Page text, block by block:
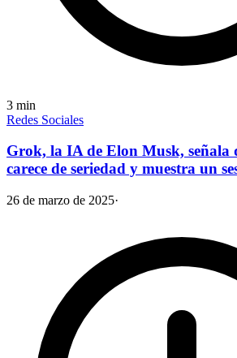
3 min
Redes Sociales
Grok, la IA de Elon Musk, señala
carece de seriedad y muestra un
26 de marzo de 2025·